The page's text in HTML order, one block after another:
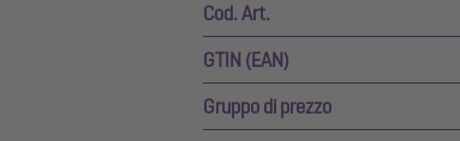
Cod. Art.
GTIN (EAN)
Gruppo di prezzo